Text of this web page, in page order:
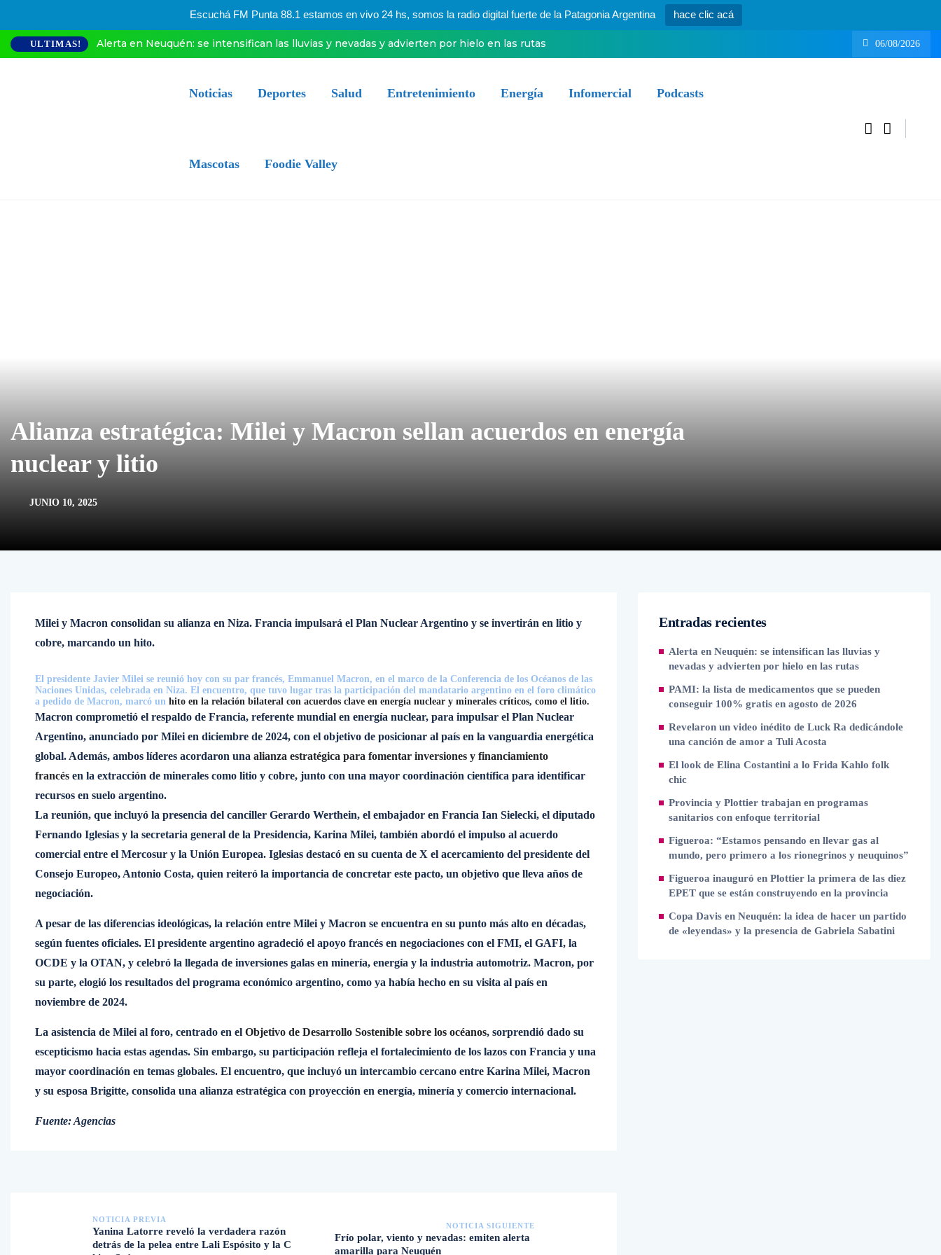
Escuchá FM Punta 88.1 estamos en vivo 24 hs, somos la radio digital fuerte de la Patagonia Argentina hace clic acá
ULTIMAS! Alerta en Neuquén: se intensifican las lluvias y nevadas y advierten por hielo en las rutas 06/08/2026
Noticias Deportes Salud Entretenimiento Energía Infomercial Podcasts
Mascotas Foodie Valley
Alianza estratégica: Milei y Macron sellan acuerdos en energía
nuclear y litio
JUNIO 10, 2025
Milei y Macron consolidan su alianza en Niza. Francia impulsará el Plan Nuclear Argentino y se invertirán en litio y
cobre, marcando un hito.
El presidente Javier Milei se reunió hoy con su par francés, Emmanuel Macron, en el marco de la Conferencia de los Océanos de las
Naciones Unidas, celebrada en Niza. El encuentro, que tuvo lugar tras la participación del mandatario argentino en el foro climático
a pedido de Macron, marcó un hito en la relación bilateral con acuerdos clave en energía nuclear y minerales críticos, como el litio.
Macron comprometió el respaldo de Francia, referente mundial en energía nuclear, para impulsar el Plan Nuclear
Argentino, anunciado por Milei en diciembre de 2024, con el objetivo de posicionar al país en la vanguardia energética
global. Además, ambos líderes acordaron una alianza estratégica para fomentar inversiones y financiamiento
francés en la extracción de minerales como litio y cobre, junto con una mayor coordinación científica para identificar
recursos en suelo argentino.
La reunión, que incluyó la presencia del canciller Gerardo Werthein, el embajador en Francia Ian Sielecki, el diputado
Fernando Iglesias y la secretaria general de la Presidencia, Karina Milei, también abordó el impulso al acuerdo
comercial entre el Mercosur y la Unión Europea. Iglesias destacó en su cuenta de X el acercamiento del presidente del
Consejo Europeo, Antonio Costa, quien reiteró la importancia de concretar este pacto, un objetivo que lleva años de
negociación.
A pesar de las diferencias ideológicas, la relación entre Milei y Macron se encuentra en su punto más alto en décadas,
según fuentes oficiales. El presidente argentino agradeció el apoyo francés en negociaciones con el FMI, el GAFI, la
OCDE y la OTAN, y celebró la llegada de inversiones galas en minería, energía y la industria automotriz. Macron, por
su parte, elogió los resultados del programa económico argentino, como ya había hecho en su visita al país en
noviembre de 2024.
La asistencia de Milei al foro, centrado en el Objetivo de Desarrollo Sostenible sobre los océanos, sorprendió dado su
escepticismo hacia estas agendas. Sin embargo, su participación refleja el fortalecimiento de los lazos con Francia y una
mayor coordinación en temas globales. El encuentro, que incluyó un intercambio cercano entre Karina Milei, Macron
y su esposa Brigitte, consolida una alianza estratégica con proyección en energía, minería y comercio internacional.
Fuente: Agencias
NOTICIA PREVIA
Yanina Latorre reveló la verdadera razón
detrás de la pelea entre Lali Espósito y la C
NOTICIA SIGUIENTE
Frío polar, viento y nevadas: emiten alerta
amarilla para Neuquén
Entradas recientes
Alerta en Neuquén: se intensifican las lluvias y
nevadas y advierten por hielo en las rutas
PAMI: la lista de medicamentos que se pueden
conseguir 100% gratis en agosto de 2026
Revelaron un video inédito de Luck Ra dedicándole
una canción de amor a Tuli Acosta
El look de Elina Costantini a lo Frida Kahlo folk
chic
Provincia y Plottier trabajan en programas
sanitarios con enfoque territorial
Figueroa: “Estamos pensando en llevar gas al
mundo, pero primero a los rionegrinos y neuquinos”
Figueroa inauguró en Plottier la primera de las diez
EPET que se están construyendo en la provincia
Copa Davis en Neuquén: la idea de hacer un partido
de «leyendas» y la presencia de Gabriela Sabatini